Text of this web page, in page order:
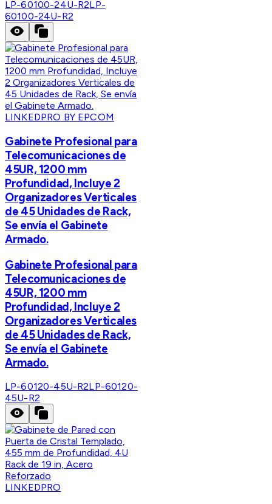
LP-60100-24U-R2LP-
60100-24U-R2
LINKEDPRO BY EPCOM
Gabinete Profesional para
Telecomunicaciones de
45UR, 1200 mm
Profundidad, Incluye 2
Organizadores Verticales
de 45 Unidades de Rack,
Se envía el Gabinete
Armado.
Gabinete Profesional para
Telecomunicaciones de
45UR, 1200 mm
Profundidad, Incluye 2
Organizadores Verticales
de 45 Unidades de Rack,
Se envía el Gabinete
Armado.
LP-60120-45U-R2LP-60120-
45U-R2
LINKEDPRO